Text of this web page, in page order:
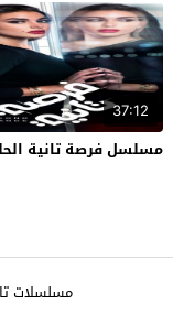
37:12
مسلسل فرصة تانية
مسلسلات